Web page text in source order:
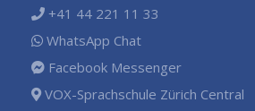
+41 44 221 11 33
WhatsApp Chat
Facebook Messenger
VOX-Sprachschule Zürich Central